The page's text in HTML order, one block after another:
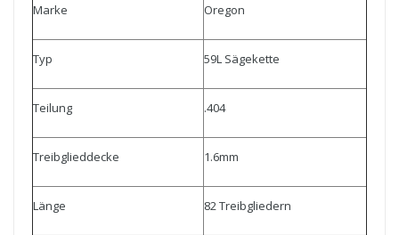
Marke Oregon
Typ 59L Sägekette
Teilung .404
Treibglieddecke 1.6mm
Länge 82 Treibgliedern